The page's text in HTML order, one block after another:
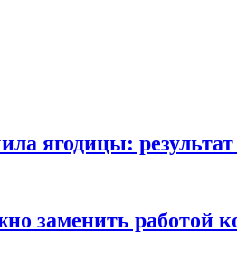
ягодицы:
заменить работой